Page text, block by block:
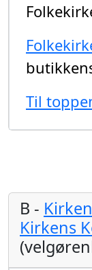
Til
B -
Kirkens